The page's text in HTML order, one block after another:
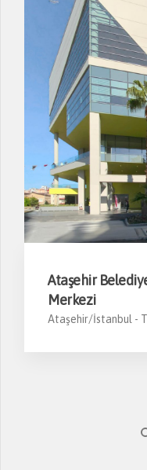
Ataşehir
Merkezi
Ataşehir/İstanbul -